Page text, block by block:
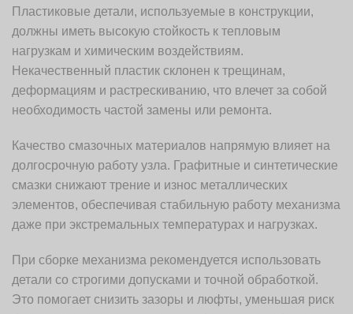
Пластиковые детали, используемые в конструкции,
должны иметь высокую стойкость к тепловым
нагрузкам и химическим воздействиям.
Некачественный пластик склонен к трещинам,
деформациям и растрескиванию, что влечет за собой
необходимость частой замены или ремонта.
Качество смазочных материалов напрямую влияет на
долгосрочную работу узла. Графитные и синтетические
смазки снижают трение и износ металлических
элементов, обеспечивая стабильную работу механизма
даже при экстремальных температурах и нагрузках.
При сборке механизма рекомендуется использовать
детали со строгими допусками и точной обработкой.
Это помогает снизить зазоры и люфты, уменьшая риск